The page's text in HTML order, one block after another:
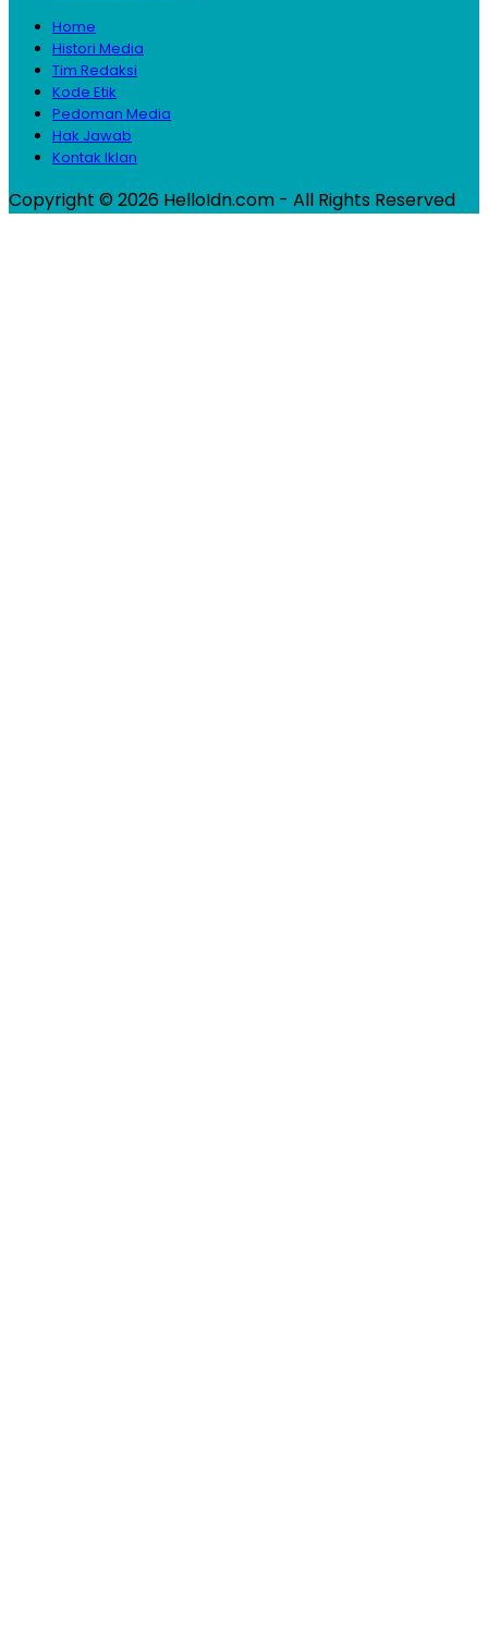
Home
Histori Media
Tim Redaksi
Kode Etik
Pedoman Media
Hak Jawab
Kontak Iklan
Copyright © 2026 HelloIdn.com - All Rights Reserved